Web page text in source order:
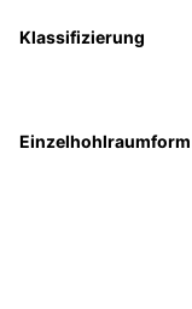
Klassifizierung
Einzelhohlraumform